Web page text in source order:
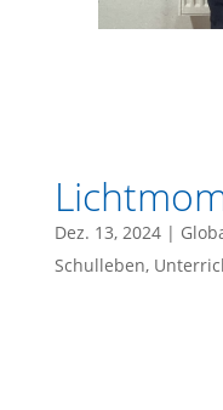
Dez. 13, 2024|
Schulleben,